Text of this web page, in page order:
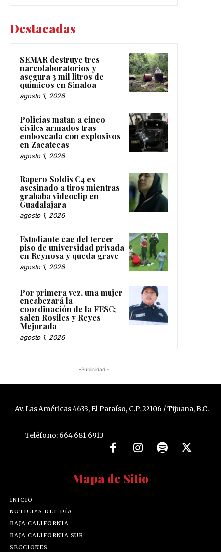
Destacadas
SEMAR destruye tres
narcolaboratorios y
asegura 3 mil litros de
químicos en Sinaloa
agosto 1, 2026
Policías matan a cinco
civiles armados tras
emboscada con explosivos
en Zacatecas
agosto 1, 2026
Rapero Soldis C4 es
asesinado a tiros mientras
grababa videoclip en
Guadalajara
agosto 1, 2026
Estudiante cae del tercer
piso de universidad privada
en Reynosa y queda grave
agosto 1, 2026
Por primera vez, una mujer
encabezará la
coordinación de la FESC;
salen Rosiles y Reyes
Mejorada
agosto 1, 2026
-Publicidad -
Av. Las Américas 4633, El Paraíso, C.P. 22106 / Tijuana, B.C.
Teléfono: 664 681 6913
Mapa de Sitio
INICIO
NOTICIAS DEL DÍA
BAJA CALIFORNIA
BAJA CALIFORNIA SUR
SECCIONES